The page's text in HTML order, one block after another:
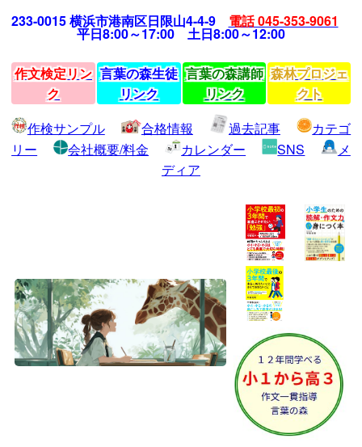
233-0015 横浜市港南区日限山4-4-9 電話 045-353-9061
平日8:00～17:00 土日8:00～12:00
作文検定リン
ク
言葉の森生徒
リンク
言葉の森講師
リンク
森林プロジェ
クト
作検サンプル
合格情報 過去記事
カテゴ
リー
会社概要/料金 カレンダー SNS
メ
ディア